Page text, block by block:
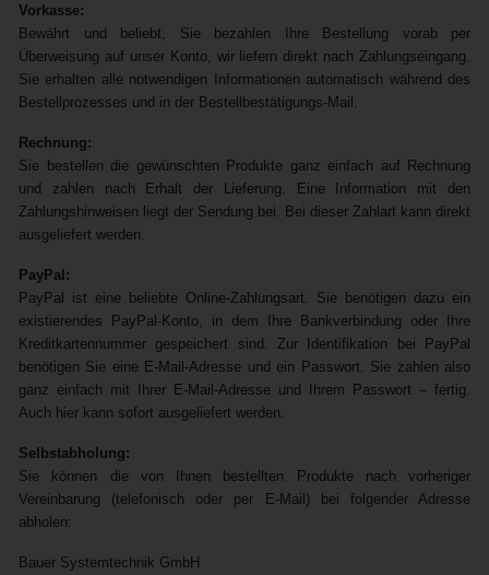
Vorkasse:
Bewährt und beliebt, Sie bezahlen Ihre Bestellung vorab per
Überweisung auf unser Konto, wir liefern direkt nach Zahlungseingang.
Sie erhalten alle notwendigen Informationen automatisch während des
Bestellprozesses und in der Bestellbestätigungs-Mail.
Rechnung:
Sie bestellen die gewünschten Produkte ganz einfach auf Rechnung
und zahlen nach Erhalt der Lieferung. Eine Information mit den
Zahlungshinweisen liegt der Sendung bei. Bei dieser Zahlart kann direkt
ausgeliefert werden.
PayPal:
PayPal ist eine beliebte Online-Zahlungsart. Sie benötigen dazu ein
existierendes PayPal-Konto, in dem Ihre Bankverbindung oder Ihre
Kreditkartennummer gespeichert sind. Zur Identifikation bei PayPal
benötigen Sie eine E-Mail-Adresse und ein Passwort. Sie zahlen also
ganz einfach mit Ihrer E-Mail-Adresse und Ihrem Passwort – fertig.
Auch hier kann sofort ausgeliefert werden.
Selbstabholung:
Sie können die von Ihnen bestellten Produkte nach vorheriger
Vereinbarung (telefonisch oder per E-Mail) bei folgender Adresse
abholen:
Bauer Systemtechnik GmbH